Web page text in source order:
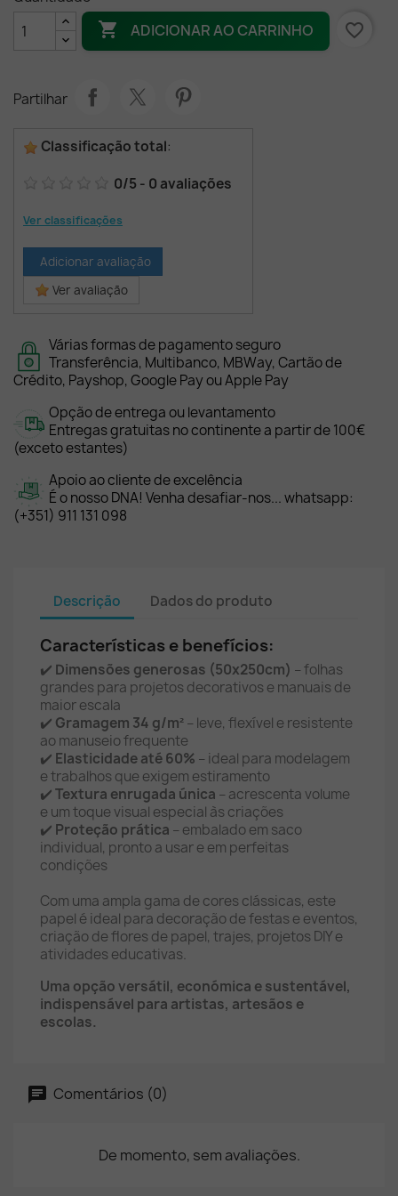
 ADICIONAR AO CARRINHO favorite_border
Partilhar
Classificação total:
0/5 - 0 avaliações
Ver classificações
Adicionar avaliação
Ver avaliação
Várias formas de pagamento seguro
Transferência, Multibanco, MBWay, Cartão de
Crédito, Payshop, Google Pay ou Apple Pay
Opção de entrega ou levantamento
Entregas gratuitas no continente a partir de 100€
(exceto estantes)
Apoio ao cliente de excelência
É o nosso DNA! Venha desafiar-nos... whatsapp:
(+351) 911 131 098
Descrição Dados do produto
Características e benefícios:
✔️ Dimensões generosas (50x250cm) – folhas
grandes para projetos decorativos e manuais de
maior escala
✔️ Gramagem 34 g/m²– leve, flexível e resistente
ao manuseio frequente
✔️ Elasticidade até 60% – ideal para modelagem
e trabalhos que exigem estiramento
✔️Textura enrugada única – acrescenta volume
e um toque visual especial às criações
✔️ Proteção prática – embalado em saco
individual, pronto a usar e em perfeitas
condições
Com uma ampla gama de cores clássicas, este
papel é ideal para decoração de festas e eventos,
criação de flores de papel, trajes, projetos DIY e
atividades educativas.
Uma opção versátil, económica e sustentável,
indispensável para artistas, artesãos e
escolas.
Comentários (0)
De momento, sem avaliações.